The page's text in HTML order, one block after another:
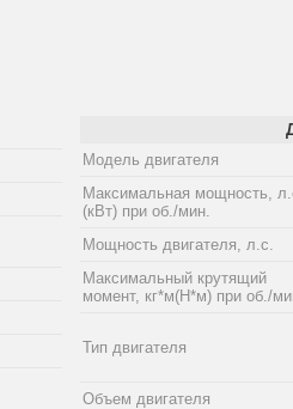
Модель двигателя
Максимальная мощность,
(кВт) при об./мин.
Мощность двигателя, л.с.
Максимальный крутящий
момент, кг*м(Н*м) при об./
Тип двигателя
Объем двигателя